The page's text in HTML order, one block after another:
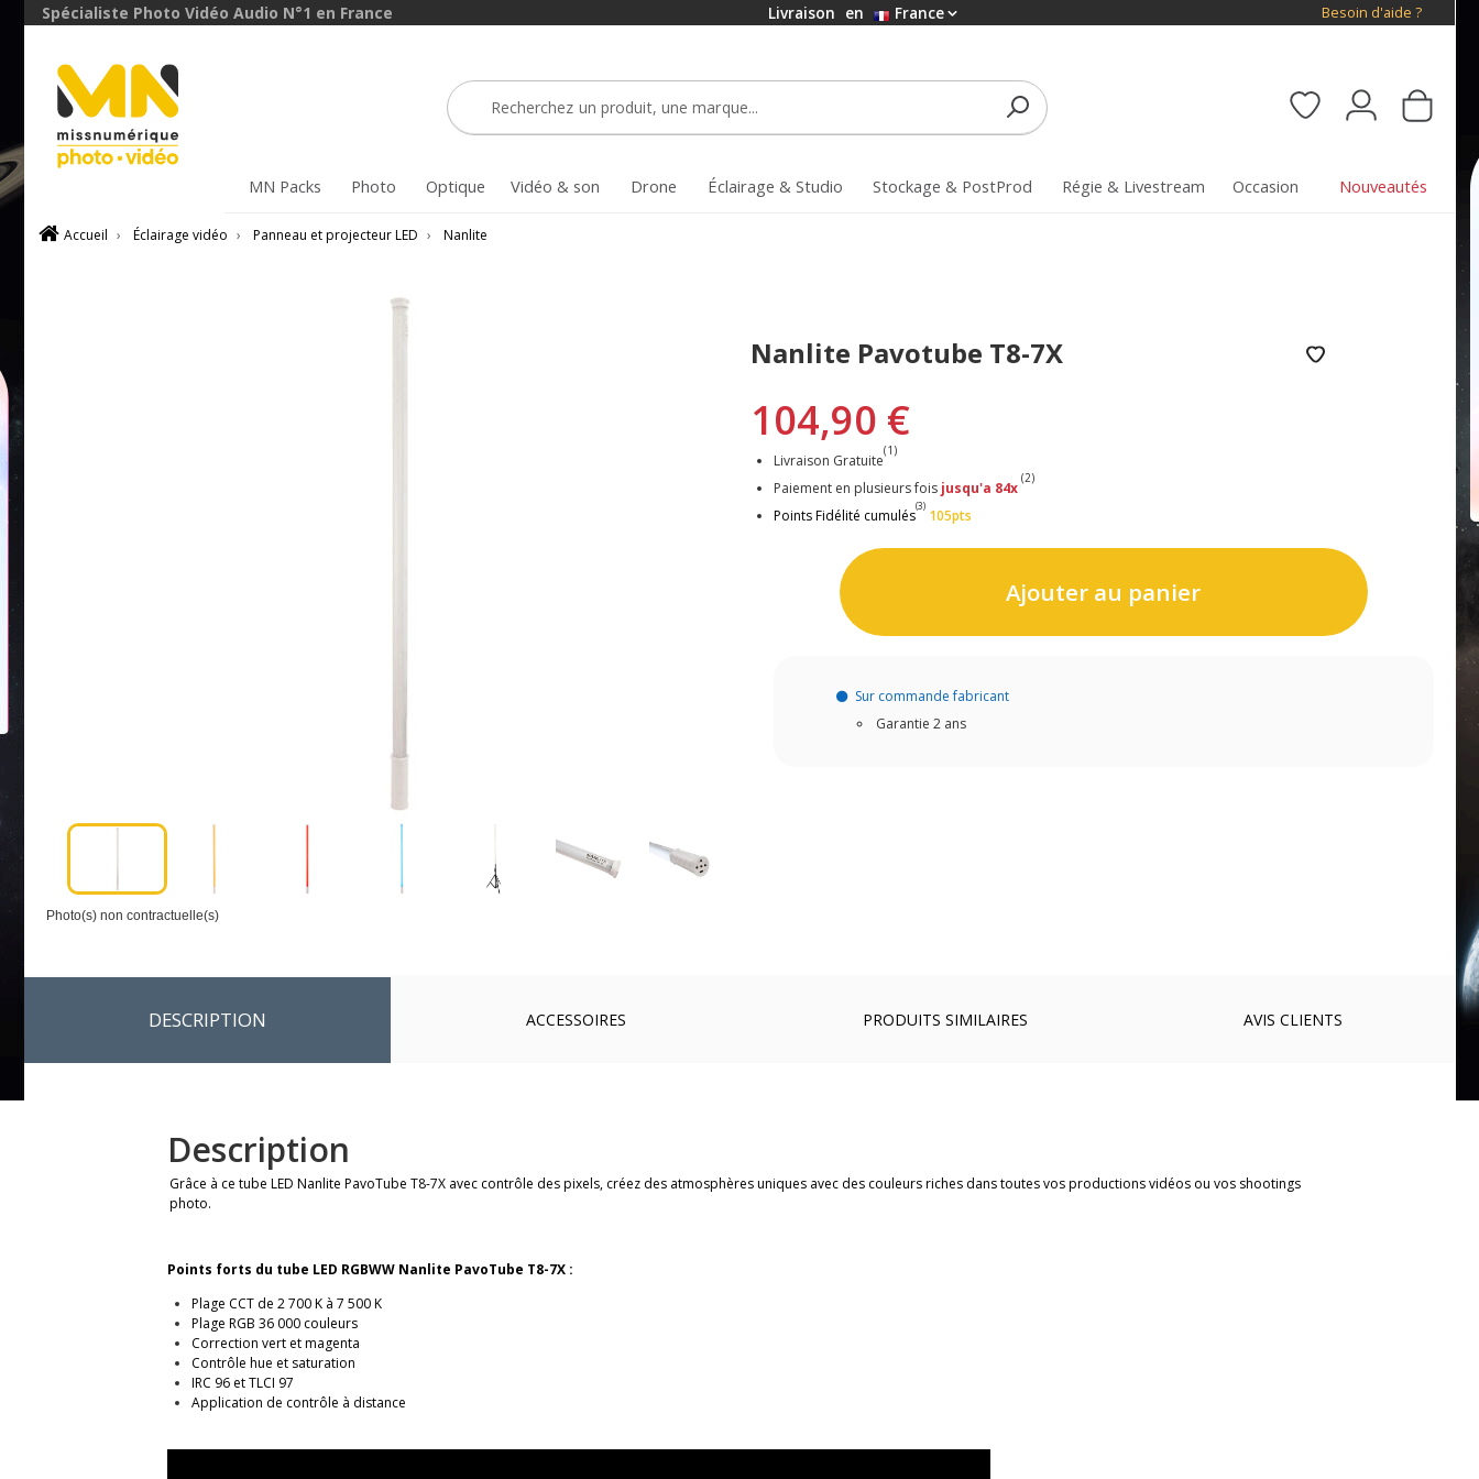
Spécialiste Photo Vidéo Audio N°1 en France Livraison en France Besoin d'aide ?
MN Packs Photo Optique Vidéo & son Drone Éclairage & Studio Stockage & PostProd Régie & Livestream Occasion Nouveautés
Accueil › Éclairage vidéo › Panneau et projecteur LED › Nanlite
Photo(s) non contractuelle(s)
Nanlite Pavotube T8-7X
104,90 €
Livraison Gratuite
(1)
Paiement en plusieurs fois jusqu'a 84x
(2)
Points Fidélité cumulés
(3)
105pts
Ajouter au panier
Sur commande fabricant
Garantie 2 ans
DESCRIPTION ACCESSOIRES PRODUITS SIMILAIRES AVIS CLIENTS
Description
Grâce à ce tube LED Nanlite PavoTube T8-7X avec contrôle des pixels, créez des atmosphères uniques avec des couleurs riches dans toutes vos productions vidéos ou vos shootings
photo.
Points forts du tube LED RGBWW Nanlite PavoTube T8-7X :
Plage CCT de 2 700 K à 7 500 K
Plage RGB 36 000 couleurs
Correction vert et magenta
Contrôle hue et saturation
IRC 96 et TLCI 97
Application de contrôle à distance